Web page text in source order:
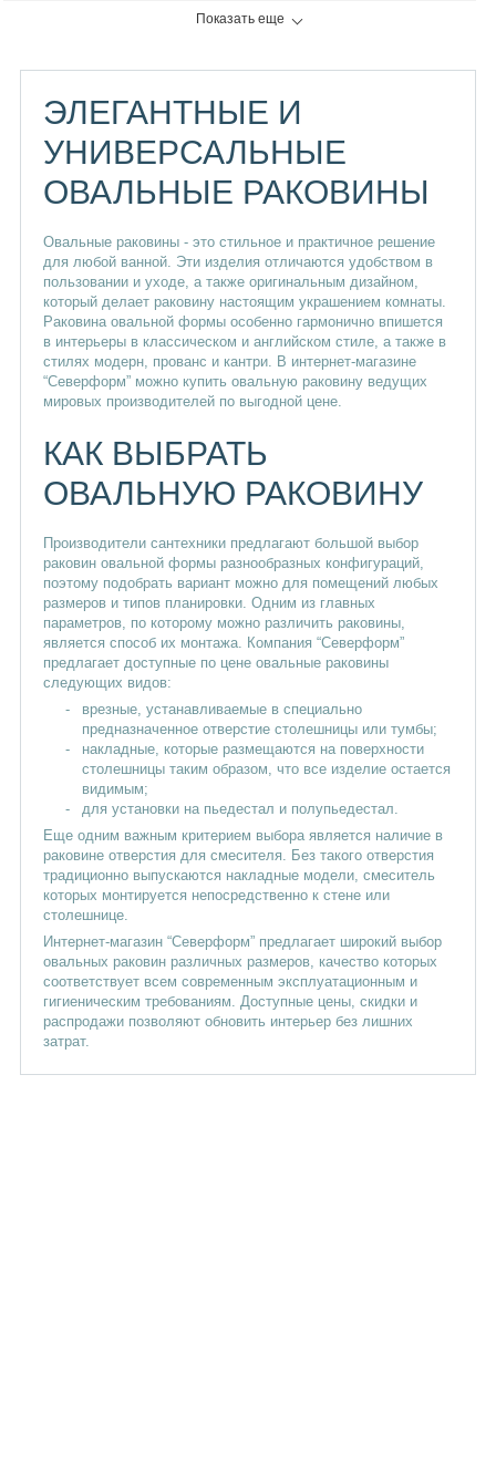
Раковины без смесителя
Раковины на стиральную машинку
Раковины на столешницу Раковины плоские
Раковины Iddis Раковины Sanita Раковины Ifo
Раковины Sanita luxe Раковины Santeri
Раковины Ido Раковины Ани пласт
Раковины Стройфарфор Раковины голубые
Черные раковины Раковины Оскольская керамика
Раковины Santek Раковины Jika
Раковины белые Раковины Roca
Раковины 65 см Раковины 120 см
Раковины 50 см Раковины 60 см
Раковины 100 см Раковины 55 см
Раковины 70 см Раковины 40 см
Овальные раковины Квадратные раковины
Раковины хромированные
Раковины в ванную комнату
Показать еще
ЭЛЕГАНТНЫЕ И
УНИВЕРСАЛЬНЫЕ
ОВАЛЬНЫЕ РАКОВИНЫ
Овальные раковины - это стильное и практичное решение
для любой ванной. Эти изделия отличаются удобством в
пользовании и уходе, а также оригинальным дизайном,
который делает раковину настоящим украшением комнаты.
Раковина овальной формы особенно гармонично впишется
в интерьеры в классическом и английском стиле, а также в
стилях модерн, прованс и кантри. В интернет-магазине
“Северформ” можно купить овальную раковину ведущих
мировых производителей по выгодной цене.
КАК ВЫБРАТЬ
ОВАЛЬНУЮ РАКОВИНУ
Производители сантехники предлагают большой выбор
раковин овальной формы разнообразных конфигураций,
поэтому подобрать вариант можно для помещений любых
размеров и типов планировки. Одним из главных
параметров, по которому можно различить раковины,
является способ их монтажа. Компания “Северформ”
предлагает доступные по цене овальные раковины
следующих видов:
врезные, устанавливаемые в специально
предназначенное отверстие столешницы или тумбы;
накладные, которые размещаются на поверхности
столешницы таким образом, что все изделие остается
видимым;
для установки на пьедестал и полупьедестал.
Еще одним важным критерием выбора является наличие в
раковине отверстия для смесителя. Без такого отверстия
традиционно выпускаются накладные модели, смеситель
которых монтируется непосредственно к стене или
столешнице.
Интернет-магазин “Северформ” предлагает широкий выбор
овальных раковин различных размеров, качество которых
соответствует всем современным эксплуатационным и
гигиеническим требованиям. Доступные цены, скидки и
распродажи позволяют обновить интерьер без лишних
затрат.